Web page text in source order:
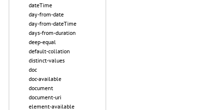
dateTime
day-from-date
day-from-dateTime
days-from-duration
deep-equal
default-collation
distinct-values
doc
doc-available
document
document-uri
element-available